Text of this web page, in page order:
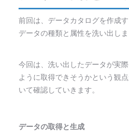
前回は、データカタログを作成
データの種類と属性を洗い出しま
今回は、洗い出したデータが実
ように取得できそうかという観
いて確認していきます。
データの取得と生成